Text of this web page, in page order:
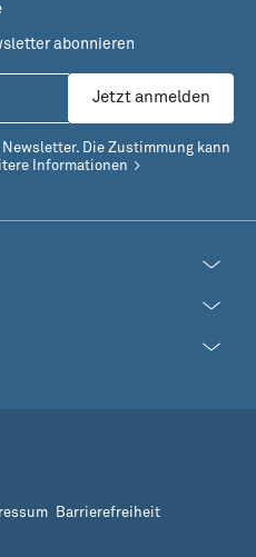
abonnieren
Jetzt anmelden
Die Zustimmung kann
Informationen
Barrierefreiheit